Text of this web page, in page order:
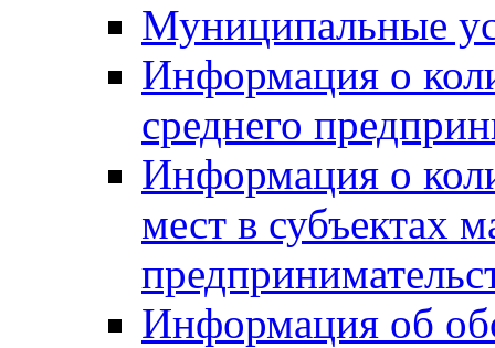
Муниципальные
Информация о
среднего
Информация о
мест в субъектах
Информация об